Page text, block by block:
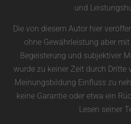
und
Die von diesem Autor hier
ohne Gewährleistung aber
Begeisterung und subjektiver
wurde zu keiner Zeit durch Dritte
Meinungsbildung Einfluss zu
keine Garantie oder etwa ein
Lesen seiner